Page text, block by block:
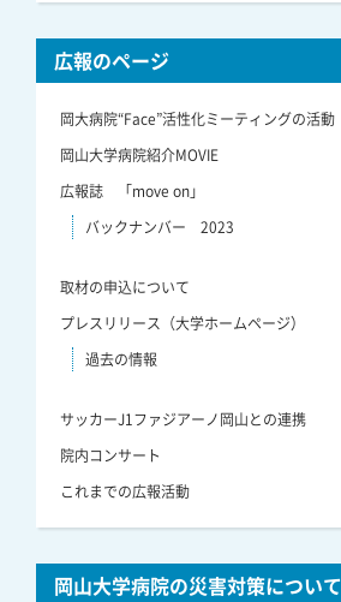
広報のページ
岡大病院“Face”活性化ミーティングの活動
岡山大学病院紹介MOVIE
広報誌 「move on」
バックナンバー 2023
取材の申込について
プレスリリース（大学ホームページ）
過去の情報
サッカーJ1ファジアーノ岡山との連携
院内コンサート
これまでの広報活動
岡山大学病院の災害対策について